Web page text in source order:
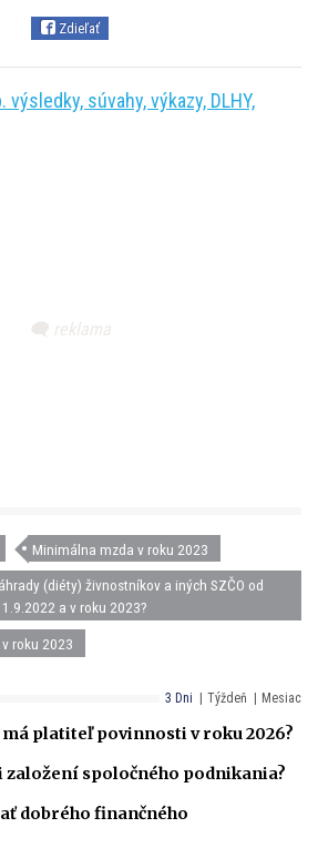
Zdieľať
výsledky, súvahy, výkazy, DLHY,
Minimálna mzda v roku 2023
(diéty) živnostníkov a iných SZČO od
1.9.2022 a v roku 2023?
roku 2023
3 Dni Týždeň Mesiac
platiteľ povinnosti v roku 2026?
spoločného podnikania?
dobrého finančného